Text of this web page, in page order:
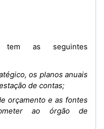
tem as seguintes
os planos anuais
de contas;
orçamento e as fontes
ao órgão de